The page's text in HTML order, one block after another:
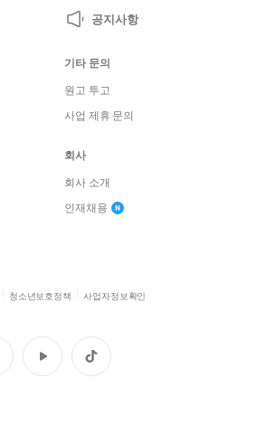
공지사항
기타 문의
원고 투고
사업 제휴 문의
회사
회사 소개
인재채용
청소년보호정책 사업자정보확인
유
튜
틱
톡